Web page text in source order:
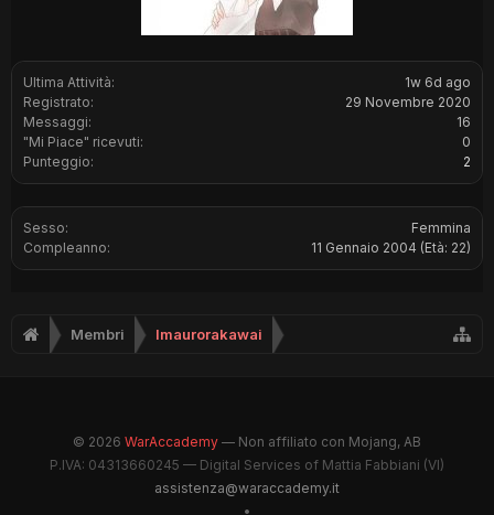
Ultima Attività:
1w 6d ago
Registrato:
29 Novembre 2020
Messaggi:
16
"Mi Piace" ricevuti:
0
Punteggio:
2
Sesso:
Femmina
Compleanno:
11 Gennaio 2004 (Età: 22)
Membri Imaurorakawai
© 2026 WarAccademy — Non affiliato con Mojang, AB
P.IVA: 04313660245 — Digital Services of Mattia Fabbiani (VI)
assistenza@waraccademy.it
•